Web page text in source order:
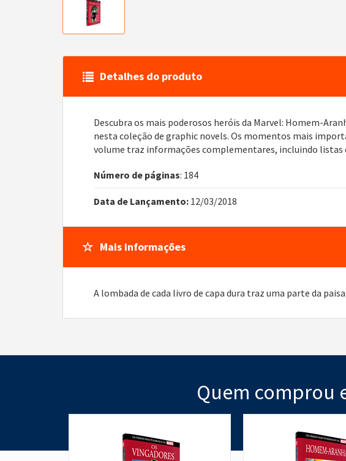
Detalhes do produto
Descubra os mais poderosos heróis da Marvel: Homem-
nesta coleção de graphic novels. Os momentos mais
volume traz informações complementares, incluindo listas
Número de páginas: 184
Data de Lançamento: 12/03/2018
Mais informações
A lombada de cada livro de capa dura traz uma parte da
Quem comprou